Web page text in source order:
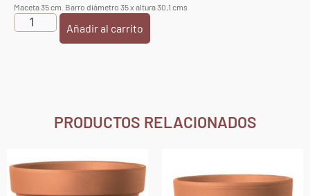
Maceta 35 cm. Barro diámetro 35 x altura 30,1 cms
Añadir al carrito
PRODUCTOS RELACIONADOS